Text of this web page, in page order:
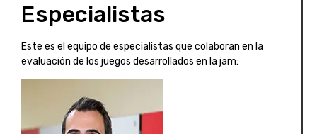
Especialistas
Este es el equipo de especialistas que colaboran en la
evaluación de los juegos desarrollados en la jam: